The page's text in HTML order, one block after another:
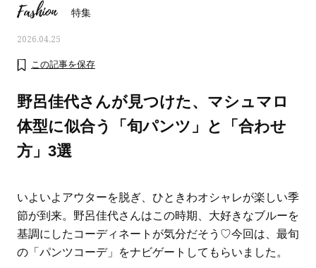
ママとパパに贈る「ジェンダーレ
人気の40代髪型・ヘア
Fashion 特集
2026.04.25
この記事を保存
野呂佳代さんが見つけた、マシュマロ
体型に似合う「旬パンツ」と「合わせ
方」3選
いよいよアウターを脱ぎ、ひときわオシャレが楽しい季
節が到来。野呂佳代さんはこの時期、大好きなブルーを
基調にしたコーディネートが気分だそう♡今回は、最旬
の「パンツコーデ」をナビゲートしてもらいました。